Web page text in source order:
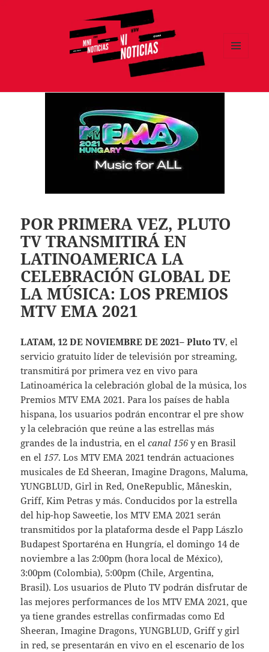
POR PRIMERA VEZ, PLUTO
TV TRANSMITIRÁ EN
LATINOAMERICA LA
CELEBRACIÓN GLOBAL DE
LA MÚSICA: LOS PREMIOS
MTV EMA 2021
LATAM, 12 DE NOVIEMBRE DE 2021– Pluto TV, el
servicio gratuito líder de televisión por streaming,
transmitirá por primera vez en vivo para
Latinoamérica la celebración global de la música, los
Premios MTV EMA 2021. Para los países de habla
hispana, los usuarios podrán encontrar el pre show
y la celebración que reúne a las estrellas más
grandes de la industria, en el canal 156y en Brasil
en el 157. Los MTV EMA 2021 tendrán actuaciones
musicales de Ed Sheeran, Imagine Dragons, Maluma,
YUNGBLUD, Girl in Red, OneRepublic, Måneskin,
Griff, Kim Petras y más. Conducidos por la estrella
del hip-hop Saweetie, los MTV EMA 2021 serán
transmitidos por la plataforma desde el Papp Lászlo
Budapest Sportaréna en Hungría, el domingo 14 de
noviembre a las 2:00pm (hora local de México),
3:00pm (Colombia), 5:00pm (Chile, Argentina,
Brasil). Los usuarios de Pluto TV podrán disfrutar de
las mejores performances de los MTV EMA 2021, que
ya tiene grandes estrellas confirmadas como Ed
Sheeran, Imagine Dragons, YUNGBLUD, Griff y girl
in red, se presentarán en vivo en el escenario de los